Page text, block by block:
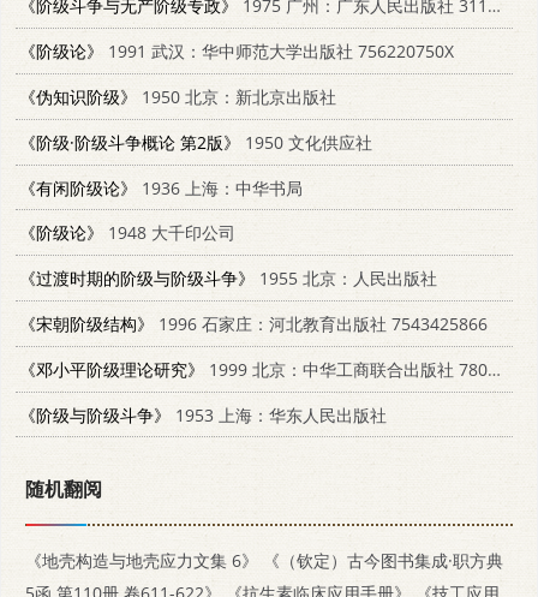
《阶级斗争与无产阶级专政》
1975 广州：广东人民出版社 3111·483
《阶级论》
1991 武汉：华中师范大学出版社 756220750X
《伪知识阶级》
1950 北京：新北京出版社
《阶级·阶级斗争概论 第2版》
1950 文化供应社
《有闲阶级论》
1936 上海：中华书局
《阶级论》
1948 大千印公司
《过渡时期的阶级与阶级斗争》
1955 北京：人民出版社
《宋朝阶级结构》
1996 石家庄：河北教育出版社 7543425866
《邓小平阶级理论研究》
1999 北京：中华工商联合出版社 7801004671
《阶级与阶级斗争》
1953 上海：华东人民出版社
随机翻阅
《地壳构造与地壳应力文集 6》
《（钦定）古今图书集成·职方典